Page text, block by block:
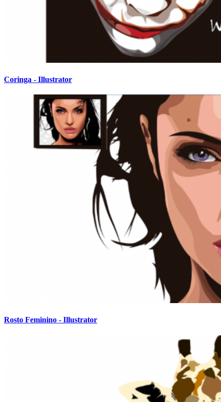
Coringa - Illustrator
Rosto Feminino - Illustrator